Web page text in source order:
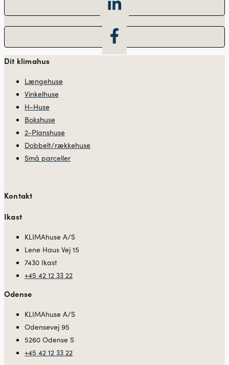
Dit klimahus
Længehuse
Vinkelhuse
H-Huse
Bokshuse
2-Planshuse
Dobbelt/rækkehuse
Små parceller
Kontakt
Ikast
KLIMAhuse A/S
Lene Haus Vej 15
7430 Ikast
+45 42 12 33 22
Odense
KLIMAhuse A/S
Odensevej 95
5260 Odense S
+45 42 12 33 22